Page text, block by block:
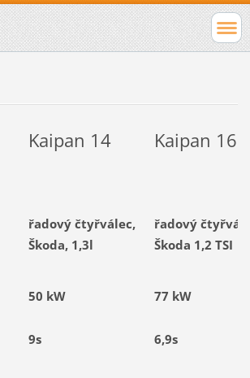
Kaipan 14 Kaipan 16
řadový čtyřválec,
Škoda, 1,3l
řadový
Škoda 1,2 TSI
50 kW 77 kW
9s 6,9s